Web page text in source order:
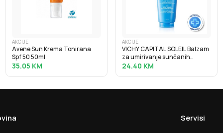
AKCIJE
Avene Sun Krema Tonirana
Spf 50 50ml
35.05 KM
AKCIJE
VICHY CAPITAL SOLEIL Balzam
za umirivanje sunčanih
opeklina, 100 ml
24.40 KM
Servisi